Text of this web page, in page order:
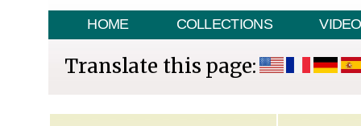
HOME COLLECTIONS VIDEO
Translate this page: